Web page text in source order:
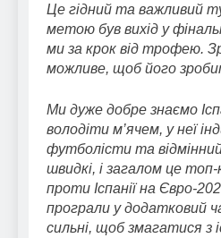
Це гідний та важливий
метою був вихід у
ми за крок від трофею.
можливе, щоб його
Ми дуже добре знаємо
володіти м’ячем, у неї
футболісти та
швидкі, і загалом це
проти Іспанії на Євро-
програли у додатковий
сильні, щоб змагатися з